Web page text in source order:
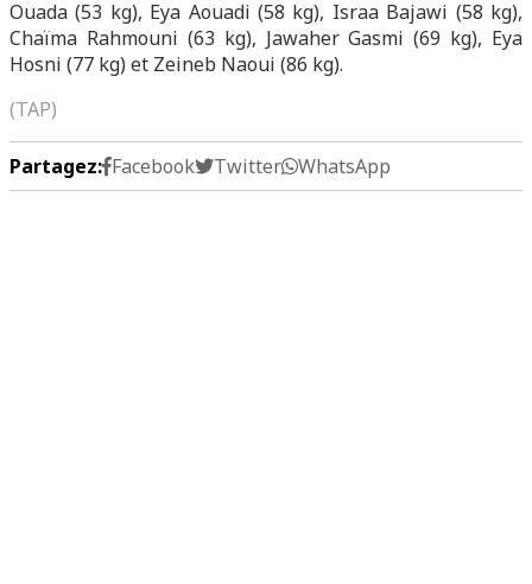
Ouada (53 kg), Eya Aouadi (58 kg), Israa Bajawi (58 kg),
Chaïma Rahmouni (63 kg), Jawaher Gasmi (69 kg), Eya
Hosni (77 kg) et Zeineb Naoui (86 kg).
(TAP)
Partagez: Facebook Twitter WhatsApp